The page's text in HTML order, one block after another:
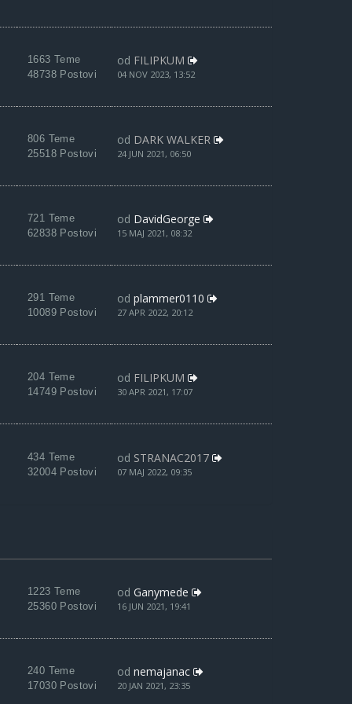
1663 Teme
48738 Postovi
od FILIPKUM
04 NOV 2023, 13:52
806 Teme
25518 Postovi
od DARK WALKER
24 JUN 2021, 06:50
721 Teme
62838 Postovi
od DavidGeorge
15 MAJ 2021, 08:32
291 Teme
10089 Postovi
od plammer0110
27 APR 2022, 20:12
204 Teme
14749 Postovi
od FILIPKUM
30 APR 2021, 17:07
434 Teme
32004 Postovi
od STRANAC2017
07 MAJ 2022, 09:35
1223 Teme
25360 Postovi
od Ganymede
16 JUN 2021, 19:41
240 Teme
17030 Postovi
od nemajanac
20 JAN 2021, 23:35